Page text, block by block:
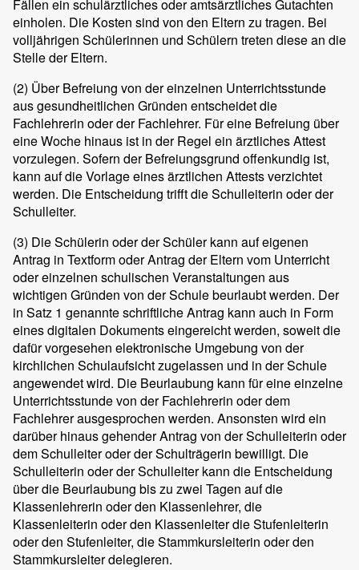
Fällen ein schulärztliches oder amtsärztliches Gutachten
einholen. Die Kosten sind von den Eltern zu tragen. Bei
volljährigen Schülerinnen und Schülern treten diese an die
Stelle der Eltern.
(2) Über Befreiung von der einzelnen Unterrichtsstunde
aus gesundheitlichen Gründen entscheidet die
Fachlehrerin oder der Fachlehrer. Für eine Befreiung über
eine Woche hinaus ist in der Regel ein ärztliches Attest
vorzulegen. Sofern der Befreiungsgrund offenkundig ist,
kann auf die Vorlage eines ärztlichen Attests verzichtet
werden. Die Entscheidung trifft die Schulleiterin oder der
Schulleiter.
(3) Die Schülerin oder der Schüler kann auf eigenen
Antrag in Textform oder Antrag der Eltern vom Unterricht
oder einzelnen schulischen Veranstaltungen aus
wichtigen Gründen von der Schule beurlaubt werden. Der
in Satz 1 genannte schriftliche Antrag kann auch in Form
eines digitalen Dokuments eingereicht werden, soweit die
dafür vorgesehen elektronische Umgebung von der
kirchlichen Schulaufsicht zugelassen und in der Schule
angewendet wird. Die Beurlaubung kann für eine einzelne
Unterrichtsstunde von der Fachlehrerin oder dem
Fachlehrer ausgesprochen werden. Ansonsten wird ein
darüber hinaus gehender Antrag von der Schulleiterin oder
dem Schulleiter oder der Schulträgerin bewilligt. Die
Schulleiterin oder der Schulleiter kann die Entscheidung
über die Beurlaubung bis zu zwei Tagen auf die
Klassenlehrerin oder den Klassenlehrer, die
Klassenleiterin oder den Klassenleiter die Stufenleiterin
oder den Stufenleiter, die Stammkursleiterin oder den
Stammkursleiter delegieren.